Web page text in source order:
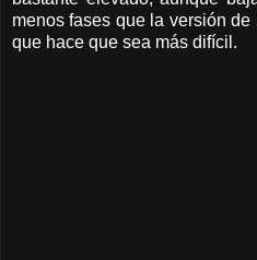
menos fases que la versión
que hace que sea más difícil.